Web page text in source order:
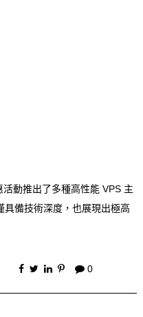
動推出了多種高性能 VPS 主
具備技術深度，也展現出極高
0